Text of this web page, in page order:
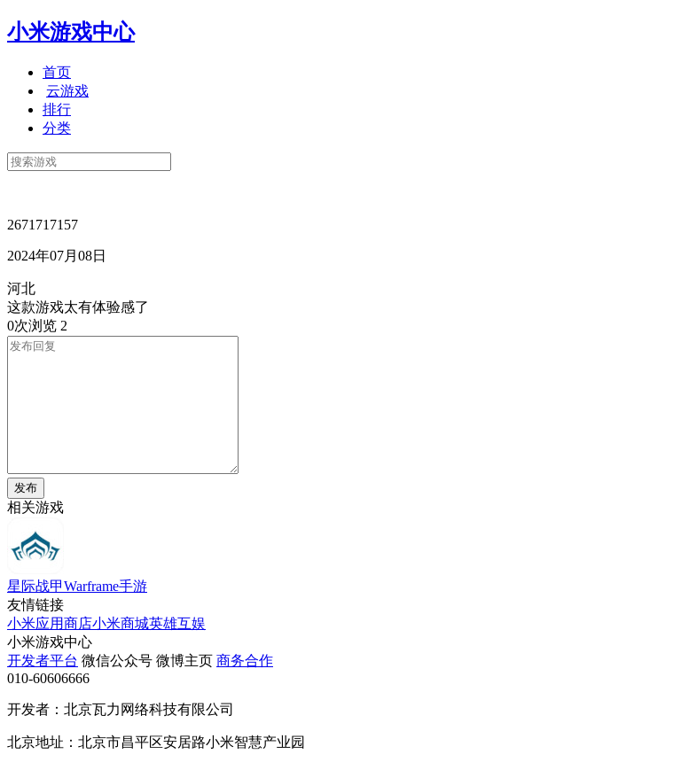
小米游戏中心
首页
云游戏
排行
分类
2671717157
2024年07月08日
河北
这款游戏太有体验感了
0次浏览 2
发布
相关游戏
星际战甲Warframe手游
友情链接
小米应用商店小米商城英雄互娱
小米游戏中心
开发者平台 微信公众号 微博主页 商务合作
010-60606666
开发者：北京瓦力网络科技有限公司
北京地址：北京市昌平区安居路小米智慧产业园